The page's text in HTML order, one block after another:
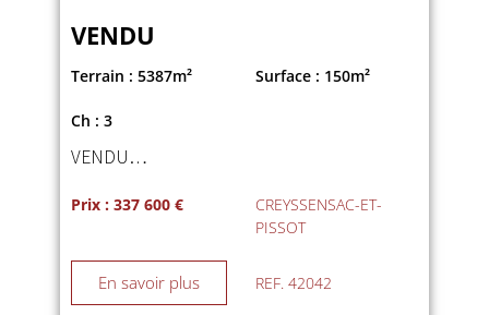
VENDU
Terrain : 5387m² Surface : 150m²
Ch : 3
VENDU…
Prix : 337 600 €
CREYSSENSAC-ET-
PISSOT
En savoir plus REF. 42042